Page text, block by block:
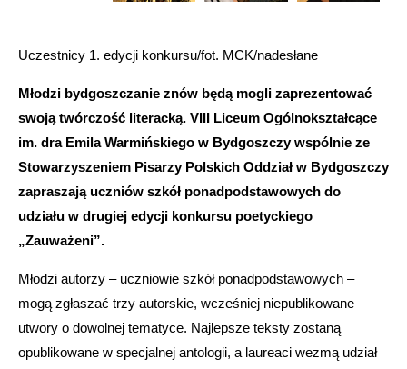
Uczestnicy 1. edycji konkursu/fot. MCK/nadesłane
Młodzi bydgoszczanie znów będą mogli zaprezentować
swoją twórczość literacką. VIII Liceum Ogólnokształcące
im. dra Emila Warmińskiego w Bydgoszczy wspólnie ze
Stowarzyszeniem Pisarzy Polskich Oddział w Bydgoszczy
zapraszają uczniów szkół ponadpodstawowych do
udziału w drugiej edycji konkursu poetyckiego
„Zauważeni”.
Młodzi autorzy – uczniowie szkół ponadpodstawowych –
mogą zgłaszać trzy autorskie, wcześniej niepublikowane
utwory o dowolnej tematyce. Najlepsze teksty zostaną
opublikowane w specjalnej antologii, a laureaci wezmą udział